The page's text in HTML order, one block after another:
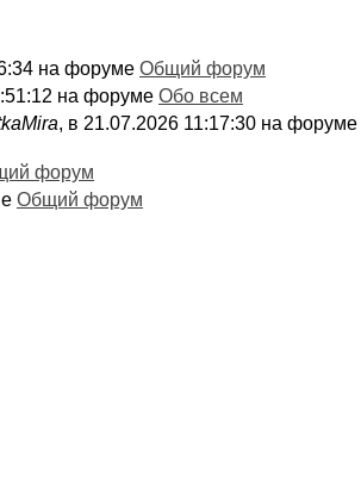
на форуме Общий форум
на форуме Обо всем
, в 21.07.2026 11:17:30 на форуме
форум
Общий форум